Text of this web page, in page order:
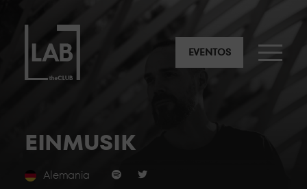
EVENTOS
EINMUSIK
Alemania